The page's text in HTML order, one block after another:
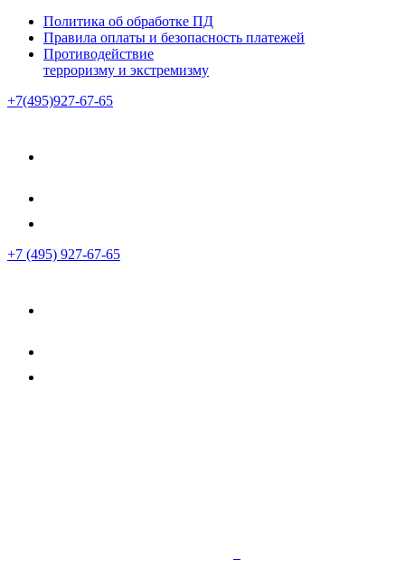
Политика об обработке ПД
Правила оплаты и безопасность платежей
Противодействие
терроризму и экстремизму
+7(495)927-67-65
+7 (495) 927-67-65